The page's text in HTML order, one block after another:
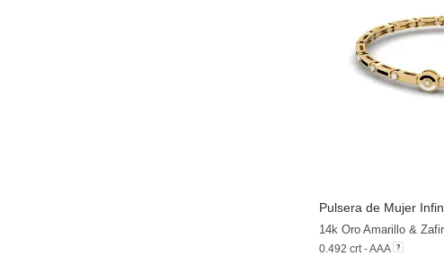
Pulsera de Mujer
14k Oro Amarillo &
0.492 crt - AAA